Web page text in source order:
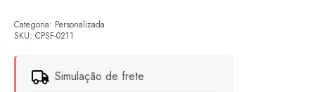
SKU: CPSF-0211
Categoria: Personalizada
Simulação de frete